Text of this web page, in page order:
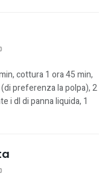
cottura 1 ora 45 min,
preferenza la polpa), 2
i dl di panna liquida, 1